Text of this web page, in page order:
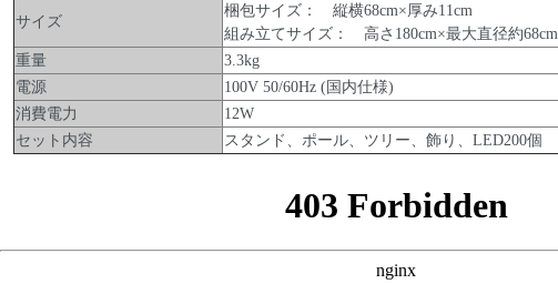
サイズ
梱包サイズ： 縦横68cm×厚み11cm
組み立てサイズ： 高さ180cm×最大直径約68cm
重量
3.3kg
電源
100V 50/60Hz (国内仕様)
消費電力
12W
セット内容
スタンド、ポール、ツリー、飾り、LED200個